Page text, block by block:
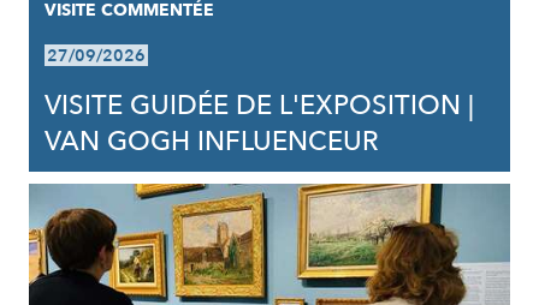
VISITE COMMENTÉE
27/09/2026
VISITE GUIDÉE DE L'EXPOSITION |
VAN GOGH INFLUENCEUR